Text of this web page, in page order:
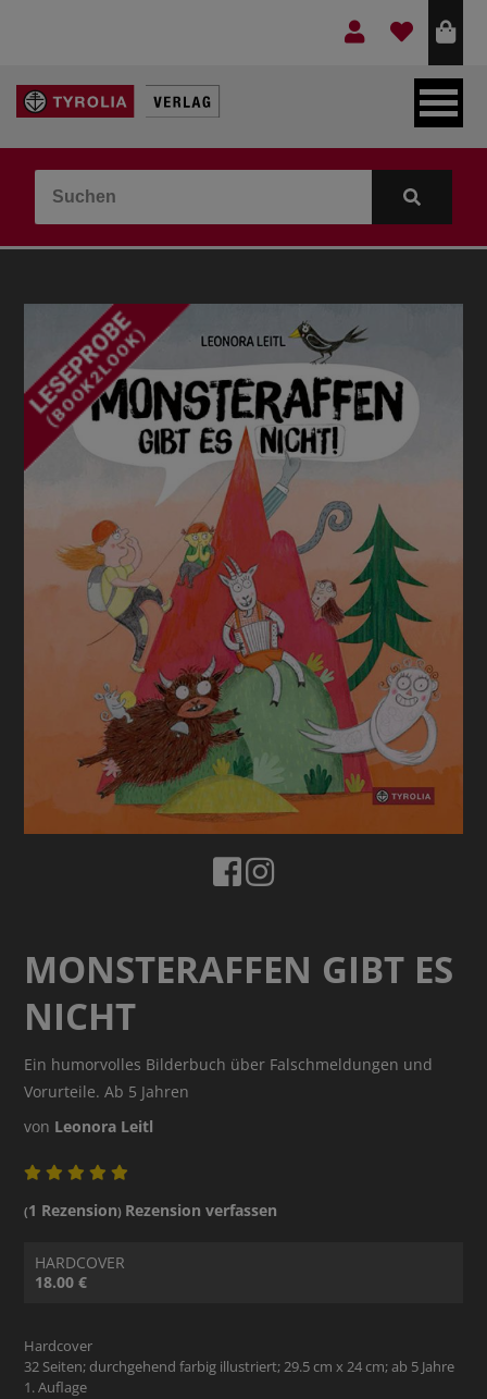
LEBEN & GLAUBE
KINDER- & JUGENDBUCH
VERLAG
IDEEN & BEGLEITMATERIAL
MONSTERAFFEN GIBT ES
NICHT
Ein humorvolles Bilderbuch über Falschmeldungen und
Vorurteile. Ab 5 Jahren
von Leonora Leitl
(1 Rezension) Rezension verfassen
HARDCOVER
18.00 €
Hardcover
32 Seiten; durchgehend farbig illustriert; 29.5 cm x 24 cm; ab 5 Jahre
1. Auflage